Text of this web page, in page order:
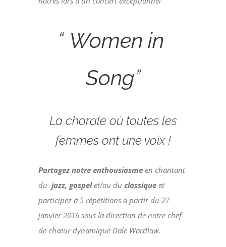
“ Women in
Song”
La chorale où toutes les
femmes ont une voix !
Partagez notre enthousiasme en chantant
dujazz, gospelet/ou duclassiqueet
participez à 5 répétitions à partir du 27
janvier 2016 sous la direction de notre chef
de chœur dynamique Dale Wardlaw.